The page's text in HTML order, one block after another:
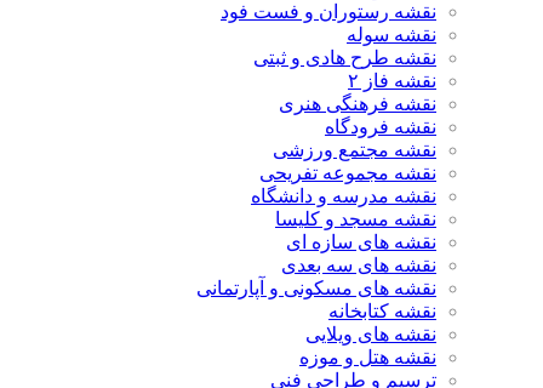
نقشه رستوران و فست فود
نقشه سوله
نقشه طرح هادی و ثبتی
نقشه فاز ۲
نقشه فرهنگی هنری
نقشه فرودگاه
نقشه مجتمع ورزشی
نقشه مجموعه تفریحی
نقشه مدرسه و دانشگاه
نقشه مسجد و کلیسا
نقشه های سازه ای
نقشه های سه بعدی
نقشه های مسکونی و آپارتمانی
نقشه کتابخانه
نقشه های ویلایی
نقشه هتل و موزه
ترسیم و طراحی فنی